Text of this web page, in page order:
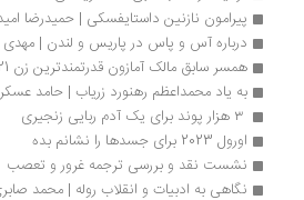
پیرامون نازنین داستایفسکی | حمیدرضا امیدی‌سرور
درباره آس و پاس در پاریس و لندن | مهد‌ی کربلایی
همسر سابق مالک آمازون قدرتمندترین زن 2021 شد
به یاد محمداعظم رهنورد زریاب | حامد عسکری
اورول 2023 برای جسدها را نشانم بده
نشست نقد و بررسی ترجمه غرور و تعصب
نگاهی به ادبیات و انقلاب روله | محمد صابری